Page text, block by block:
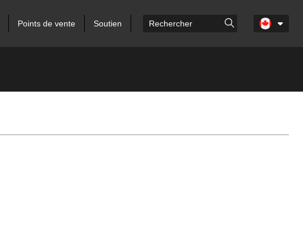
Points de vente Soutien